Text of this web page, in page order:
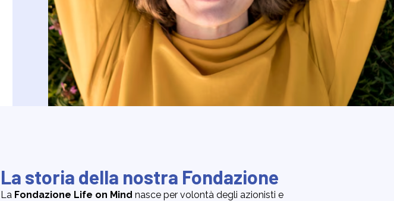
La storia della nostra Fondazione
La Fondazione Life on Mind nasce per volontà degli azionisti e